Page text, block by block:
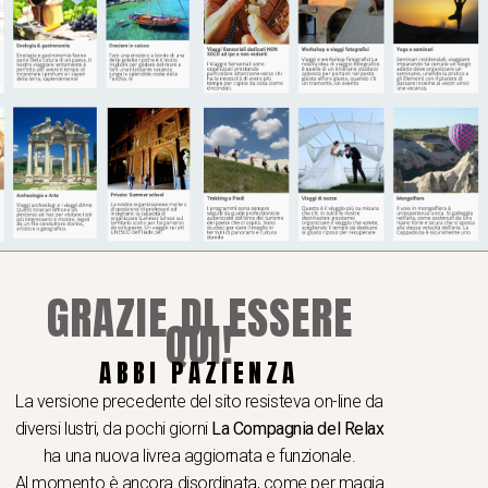
e seminari
e viaggi video e fotografici
School
GRAZIE DI ESSERE
QUI!
ABBI PAZIENZA
La versione precedente del sito resisteva on-line da
diversi lustri, da pochi giorni La Compagnia del Relax
ha una nuova livrea aggiornata e funzionale.
Al momento è ancora disordinata, come per magia